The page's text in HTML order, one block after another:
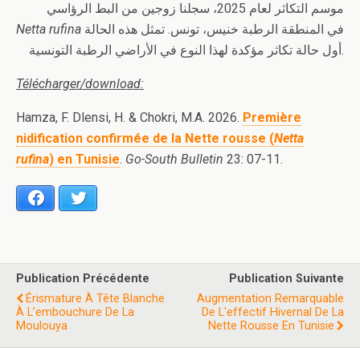
موسم التكاثر لعام 2025، سجلنا زوجين من البط الرؤاسي
Netta rufina
أول حالة تكاثر مؤكدة لهذا النوع في الأراضي الرطبة التونسية.
Télécharger/download:
Hamza, F. Dlensi, H. & Chokri, M.A. 2026. Première
nidification confirmée de la Nette rousse (Netta
rufina) en Tunisie. Go-South Bulletin 23: 07-11.
Facebook
Publication Précédente
Érismature À Tête Blanche
À L’embouchure De La
Moulouya
Publication Suivante
Augmentation Remarquable
De L'effectif Hivernal De La
Nette Rousse En Tunisie